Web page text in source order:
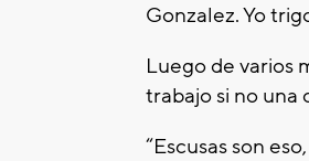
Gonzalez. Yo
Luego de varios
trabajo si no una
“Escusas son